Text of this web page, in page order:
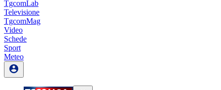
TgcomLab
Televisione
TgcomMag
Video
Schede
Sport
Meteo